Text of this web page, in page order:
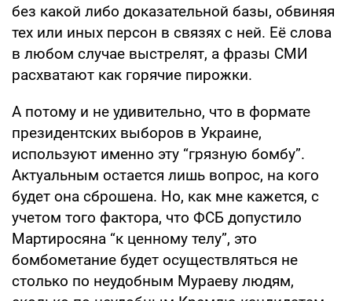
без какой либо доказательной базы, обвиняя
тех или иных персон в связях с ней. Её слова
в любом случае выстрелят, а фразы СМИ
расхватают как горячие пирожки.
А потому и не удивительно, что в формате
президентских выборов в Украине,
используют именно эту “грязную бомбу”.
Актуальным остается лишь вопрос, на кого
будет она сброшена. Но, как мне кажется, с
учетом того фактора, что ФСБ допустило
Мартиросяна “к ценному телу”, это
бомбометание будет осуществляться не
столько по неудобным Мураеву людям,